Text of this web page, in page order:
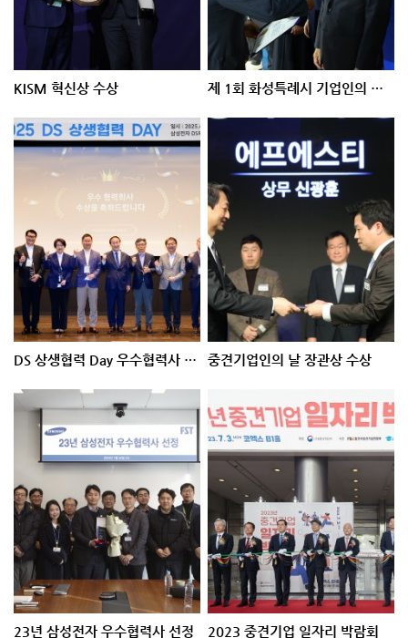
KISM 혁신상 수상 제 1회 화성특례시 기업인의 날 기념식
DS 상생협력 Day 우수협력사 시상 중견기업인의 날 장관상 수상
23년 삼성전자 우수협력사 선정 2023 중견기업 일자리 박람회